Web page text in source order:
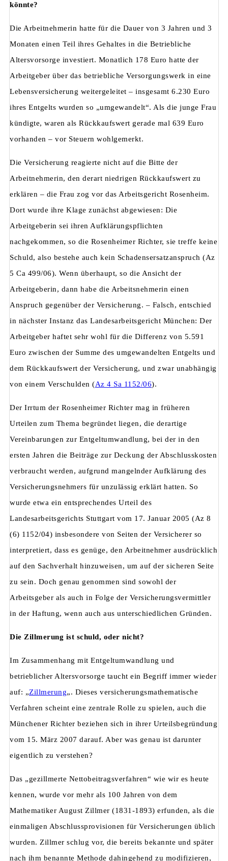
könnte?
Die Arbeitnehmerin hatte für die Dauer von 3 Jahren und 3
Monaten einen Teil ihres Gehaltes in die Betriebliche
Altersvorsorge investiert. Monatlich 178 Euro hatte der
Arbeitgeber über das betriebliche Versorgungswerk in eine
Lebensversicherung weitergeleitet – insgesamt 6.230 Euro
ihres Entgelts wurden so „umgewandelt“. Als die junge Frau
kündigte, waren als Rückkaufswert gerade mal 639 Euro
vorhanden – vor Steuern wohlgemerkt.
Die Versicherung reagierte nicht auf die Bitte der
Arbeitnehmerin, den derart niedrigen Rückkaufswert zu
erklären – die Frau zog vor das Arbeitsgericht Rosenheim.
Dort wurde ihre Klage zunächst abgewiesen: Die
Arbeitgeberin sei ihren Aufklärungspflichten
nachgekommen, so die Rosenheimer Richter, sie treffe keine
Schuld, also bestehe auch kein Schadensersatzanspruch (Az
5 Ca 499/06). Wenn überhaupt, so die Ansicht der
Arbeitgeberin, dann habe die Arbeitsnehmerin einen
Anspruch gegenüber der Versicherung. – Falsch, entschied
in nächster Instanz das Landesarbeitsgericht München: Der
Arbeitgeber haftet sehr wohl für die Differenz von 5.591
Euro zwischen der Summe des umgewandelten Entgelts und
dem Rückkaufswert der Versicherung, und zwar unabhängig
von einem Verschulden (Az 4 Sa 1152/06).
Der Irrtum der Rosenheimer Richter mag in früheren
Urteilen zum Thema begründet liegen, die derartige
Vereinbarungen zur Entgeltumwandlung, bei der in den
ersten Jahren die Beiträge zur Deckung der Abschlusskosten
verbraucht werden, aufgrund mangelnder Aufklärung des
Versicherungsnehmers für unzulässig erklärt hatten. So
wurde etwa ein entsprechendes Urteil des
Landesarbeitsgerichts Stuttgart vom 17. Januar 2005 (Az 8
(6) 1152/04) insbesondere von Seiten der Versicherer so
interpretiert, dass es genüge, den Arbeitnehmer ausdrücklich
auf den Sachverhalt hinzuweisen, um auf der sicheren Seite
zu sein. Doch genau genommen sind sowohl der
Arbeitsgeber als auch in Folge der Versicherungsvermittler
in der Haftung, wenn auch aus unterschiedlichen Gründen.
Die Zillmerung ist schuld, oder nicht?
Im Zusammenhang mit Entgeltumwandlung und
betrieblicher Altersvorsorge taucht ein Begriff immer wieder
auf: „Zillmerung„. Dieses versicherungsmathematische
Verfahren scheint eine zentrale Rolle zu spielen, auch die
Münchener Richter beziehen sich in ihrer Urteilsbegründung
vom 15. März 2007 darauf. Aber was genau ist darunter
eigentlich zu verstehen?
Das „gezillmerte Nettobeitragsverfahren“ wie wir es heute
kennen, wurde vor mehr als 100 Jahren von dem
Mathematiker August Zillmer (1831-1893) erfunden, als die
einmaligen Abschlussprovisionen für Versicherungen üblich
wurden. Zillmer schlug vor, die bereits bekannte und später
nach ihm benannte Methode dahingehend zu modifizieren,